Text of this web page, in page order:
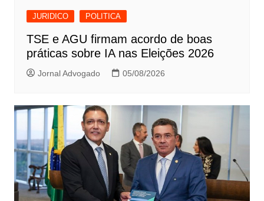
JURIDICO POLITICA
TSE e AGU firmam acordo de boas
práticas sobre IA nas Eleições 2026
Jornal Advogado 05/08/2026